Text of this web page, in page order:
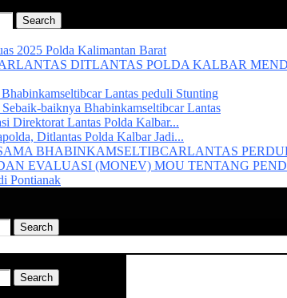
2025 Polda Kalimantan Barat
DITLANTAS POLDA KALBAR
Lantas peduli Stunting
baiknya Bhabinkamseltibcar Lantas
Direktorat Lantas Polda Kalbar...
Ditlantas Polda Kalbar Jadi...
BHABINKAMSELTIBCARLANTAS
EVALUASI (MONEV) MOU TENTANG
Pontianak
Search